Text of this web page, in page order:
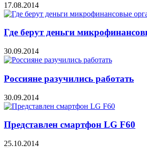
17.08.2014
Где берут деньги
30.09.2014
Россияне разучились работать
30.09.2014
Представлен смартфон LG F60
25.10.2014